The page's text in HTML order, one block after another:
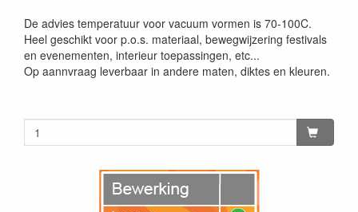
De advies temperatuur voor vacuum vormen is 70-100C.
Heel geschikt voor p.o.s. materiaal, bewegwijzering festivals
en evenementen, interieur toepassingen, etc...
Op aannvraag leverbaar in andere maten, diktes en kleuren.